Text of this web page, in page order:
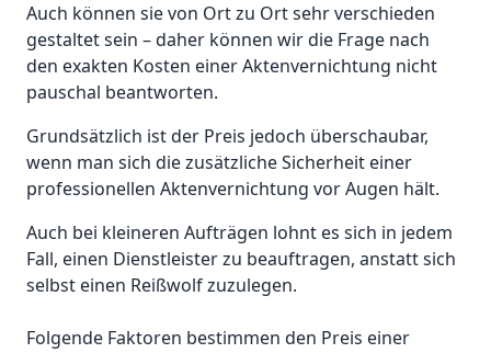
Auch können sie von Ort zu Ort sehr verschieden
gestaltet sein – daher können wir die Frage nach
den exakten Kosten einer Aktenvernichtung nicht
pauschal beantworten.
Grundsätzlich ist der Preis jedoch überschaubar,
wenn man sich die zusätzliche Sicherheit einer
professionellen Aktenvernichtung vor Augen hält.
Auch bei kleineren Aufträgen lohnt es sich in jedem
Fall, einen Dienstleister zu beauftragen, anstatt sich
selbst einen Reißwolf zuzulegen.
Folgende Faktoren bestimmen den Preis einer